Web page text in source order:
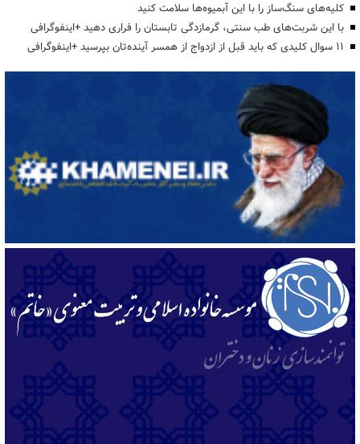
کلیه‌های سنگ‌ساز را با این آبمیوه‌ها سلامت کنید
با این شربت‌های طب سنتی، گرمازدگی تابستان را فراری دهید +اینفوگرافی
۱۱ سوال کلیدی که باید قبل از ازدواج از همسر آینده‌تان بپرسید +اینفوگرافی